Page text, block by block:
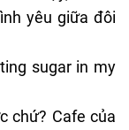
yêu giữa đôi
sugar in my
chứ? Cafe của